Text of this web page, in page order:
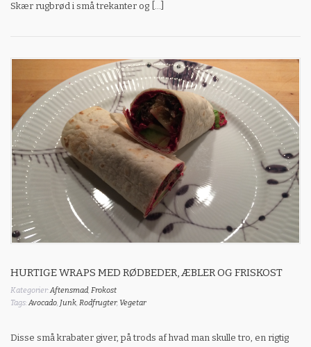
Skær rugbrød i små trekanter og […]
HURTIGE WRAPS MED RØDBEDER, ÆBLER OG FRISKOST
Kategorier:Aftensmad, Frokost
Tags:Avocado, Junk, Rodfrugter, Vegetar
Disse små krabater giver, på trods af hvad man skulle tro, en rigtig